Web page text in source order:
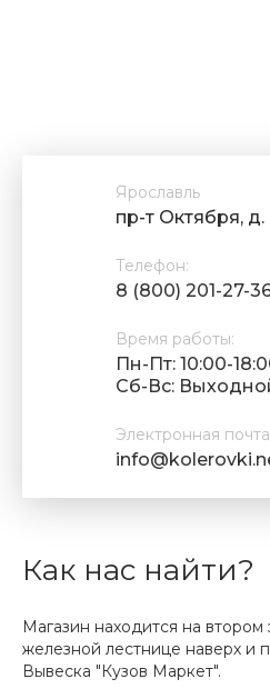
Ярославль
пр-т Октября, д.
Телефон:
8 (800) 201-27-
Время работы:
Пн-Пт: 10:00-
Cб-Вс:
Электронная
Как нас найти?
Магазин находится на
железной лестнице наверх и
Вывеска "Кузов Маркет".